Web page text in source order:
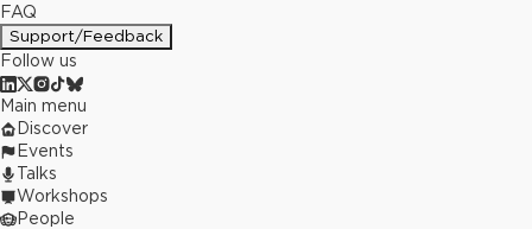
FAQ
Support/Feedback
Follow us
Main menu
Discover
Events
Talks
Workshops
People